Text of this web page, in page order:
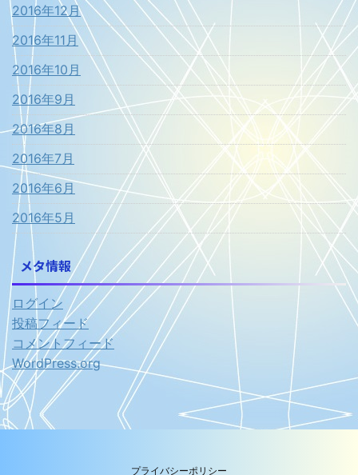
2016年12月
2016年11月
2016年10月
2016年9月
2016年8月
2016年7月
2016年6月
2016年5月
メタ情報
ログイン
投稿フィード
コメントフィード
WordPress.org
プライバシーポリシー